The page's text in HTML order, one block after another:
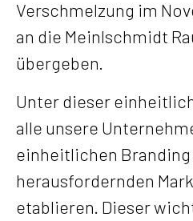
Verschmelzung im
an die Meinlschmidt
übergeben.
Unter dieser
alle unsere
einheitlichen
herausfordernden
etablieren. Dieser